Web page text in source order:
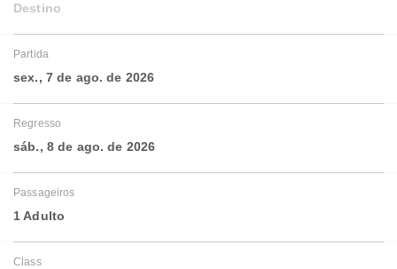
Destino
Partida
sex., 7 de ago. de 2026
Regresso
sáb., 8 de ago. de 2026
Passageiros
1 Adulto
Class